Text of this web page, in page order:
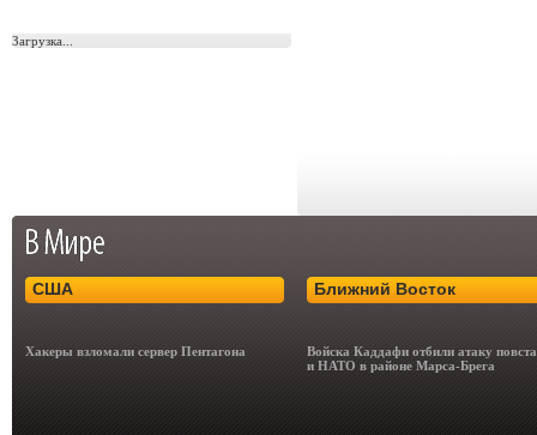
Загрузка...
США
Хакеры взломали сервер Пентагона
Ближний Восток
Войска Каддафи отбили атаку
и НАТО в районе Марса-Брега